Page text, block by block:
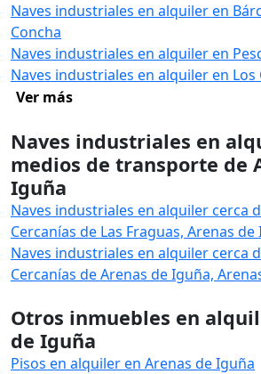
Naves industriales en alquiler en
Concha
Naves industriales en alquiler en
Naves industriales en alquiler en Los
Ver más
Naves industriales en
medios de transporte de
Iguña
Naves industriales en alquiler cerca
Cercanías de Las Fraguas, Arenas de
Naves industriales en alquiler cerca
Cercanías de Arenas de Iguña,
Otros inmuebles en
de Iguña
Pisos en alquiler en Arenas de Iguña